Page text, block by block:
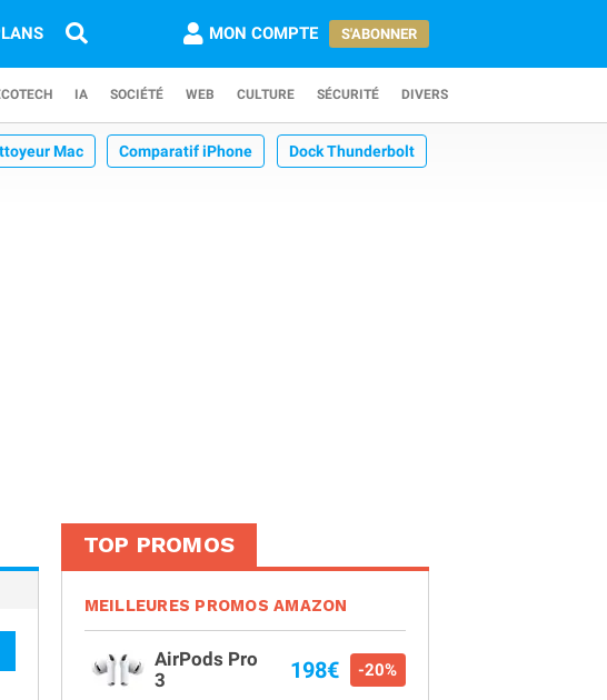
MON COMPTE S'ABONNER
IA SOCIÉTÉ WEB CULTURE SÉCURITÉ DIVERS
Mac Comparatif iPhone Dock Thunderbolt
TOP PROMOS
MEILLEURES PROMOS AMAZON
AirPods Pro
3
198€ -20%